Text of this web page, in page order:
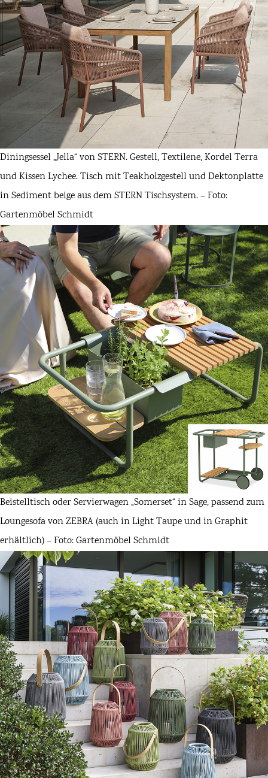
Diningsessel „Jella“ von STERN. Gestell, Textilene, Kordel Terra
und Kissen Lychee. Tisch mit Teakholzgestell und Dektonplatte
in Sediment beige aus dem STERN Tischsystem. – Foto:
Gartenmöbel Schmidt
Beistelltisch oder Servierwagen „Somerset“ in Sage, passend zum
Loungesofa von ZEBRA (auch in Light Taupe und in Graphit
erhältlich) – Foto: Gartenmöbel Schmidt